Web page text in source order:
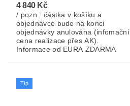
4 840 Kč
/ pozn.: částka v košíku a
objednávce bude na konci
objednávky anulována (infomační
cena realizace přes AK).
Informace od EURA ZDARMA
Tip